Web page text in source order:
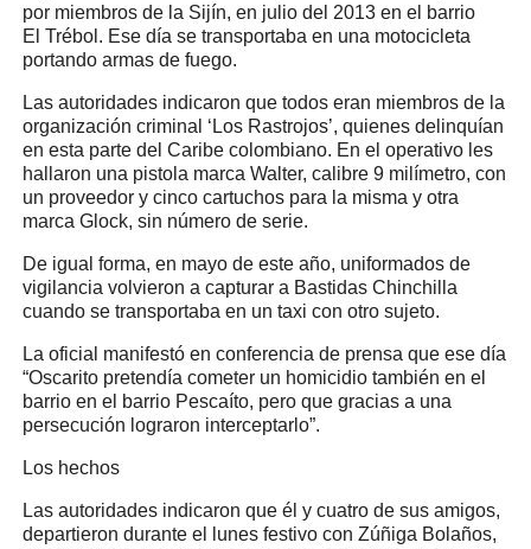
por miembros de la Sijín, en julio del 2013 en el barrio
El Trébol. Ese día se transportaba en una motocicleta
portando armas de fuego.
Las autoridades indicaron que todos eran miembros de la
organización criminal ‘Los Rastrojos’, quienes delinquían
en esta parte del Caribe colombiano. En el operativo les
hallaron una pistola marca Walter, calibre 9 milímetro, con
un proveedor y cinco cartuchos para la misma y otra
marca Glock, sin número de serie.
De igual forma, en mayo de este año, uniformados de
vigilancia volvieron a capturar a Bastidas Chinchilla
cuando se transportaba en un taxi con otro sujeto.
La oficial manifestó en conferencia de prensa que ese día
“Oscarito pretendía cometer un homicidio también en el
barrio en el barrio Pescaíto, pero que gracias a una
persecución lograron interceptarlo”.
Los hechos
Las autoridades indicaron que él y cuatro de sus amigos,
departieron durante el lunes festivo con Zúñiga Bolaños,